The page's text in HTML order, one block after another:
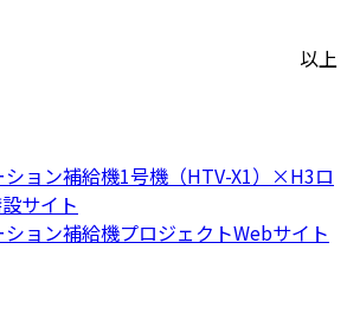
以上
ョン補給機1号機（HTV-X1）×H3ロ
サイト
ョン補給機プロジェクトWebサイト